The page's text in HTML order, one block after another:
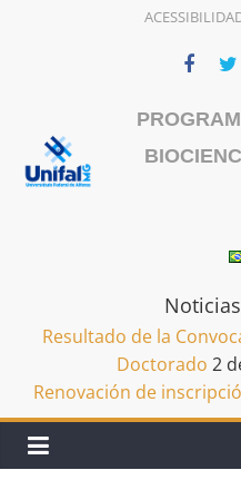
Resultado de la
Doctorado 2
Renovación de